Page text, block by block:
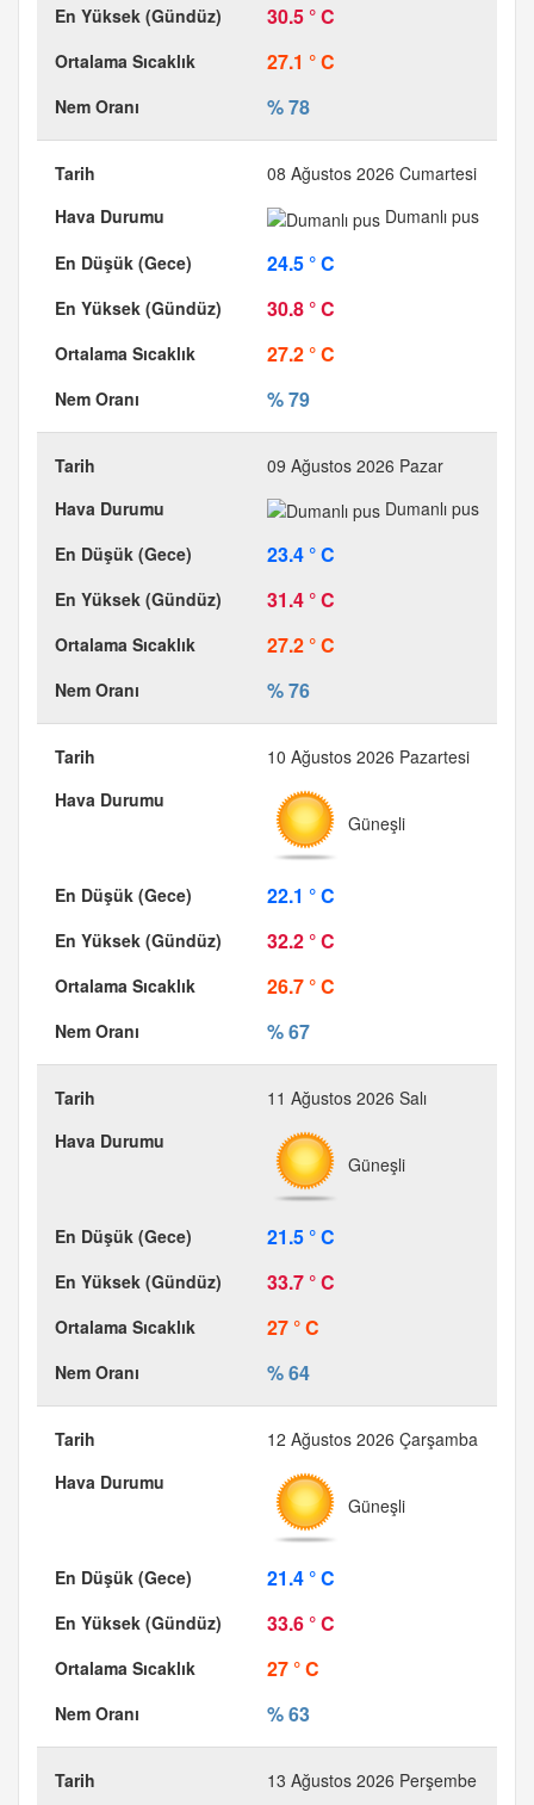
30.5 ° C
27.1 ° C
% 78
08 Ağustos 2026 Cumartesi
Dumanlı pus
24.5 ° C
30.8 ° C
27.2 ° C
% 79
09 Ağustos 2026 Pazar
Dumanlı pus
23.4 ° C
31.4 ° C
27.2 ° C
% 76
10 Ağustos 2026 Pazartesi
Güneşli
22.1 ° C
32.2 ° C
26.7 ° C
% 67
11 Ağustos 2026 Salı
Güneşli
21.5 ° C
33.7 ° C
27 ° C
% 64
12 Ağustos 2026 Çarşamba
Güneşli
21.4 ° C
33.6 ° C
27 ° C
% 63
13 Ağustos 2026 Perşembe